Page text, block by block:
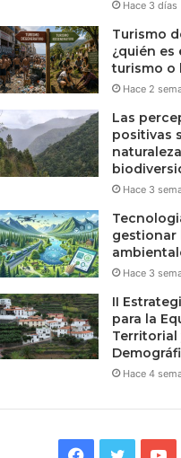
Hace 3 días
Turismo
¿quién es
turismo o
Hace 2
Las
positivas
Hace 3
gestionar
Hace 3
II
para la
Territorial
Hace 4